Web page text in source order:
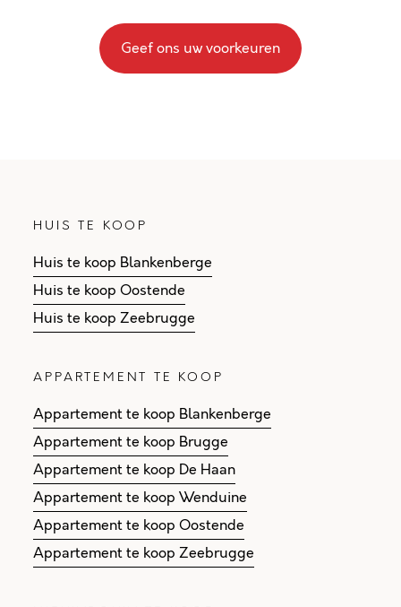
Geef ons uw voorkeuren
HUIS TE KOOP
Huis te koop Blankenberge
Huis te koop Oostende
Huis te koop Zeebrugge
APPARTEMENT TE KOOP
Appartement te koop Blankenberge
Appartement te koop Brugge
Appartement te koop De Haan
Appartement te koop Wenduine
Appartement te koop Oostende
Appartement te koop Zeebrugge